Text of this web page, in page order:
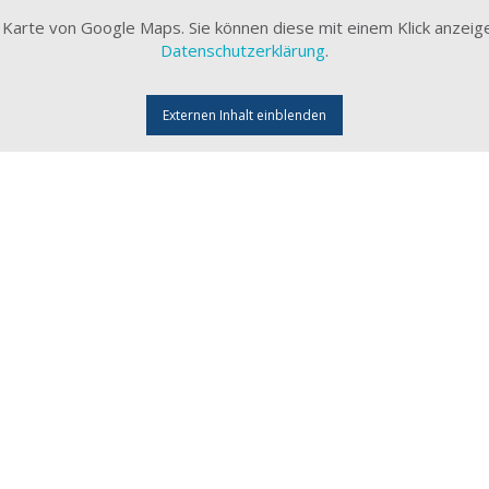
von Google Maps. Sie können diese mit einem Klick
Datenschutzerklärung.
Externen Inhalt einblenden